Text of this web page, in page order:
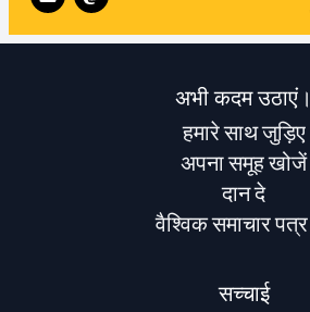
अभी कदम उठाएं।
हमारे साथ जुड़िए
अपना समूह खोजें
दान दे
वैश्विक समाचार पत्र
सच्चाई